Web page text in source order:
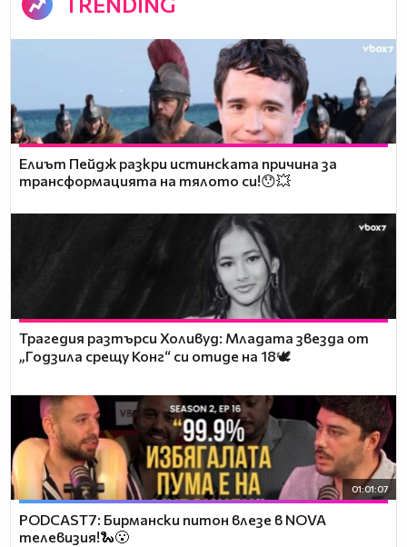
Елиът Пейдж разкри истинската причина за
трансформацията на тялото си!😯💥
Трагедия разтърси Холивуд: Младата звезда от
„Годзила срещу Конг“ си отиде на 18🕊️
01:01:07
PODCAST7: Бирмански питон влезе в NOVA
телевизия!🐍😮